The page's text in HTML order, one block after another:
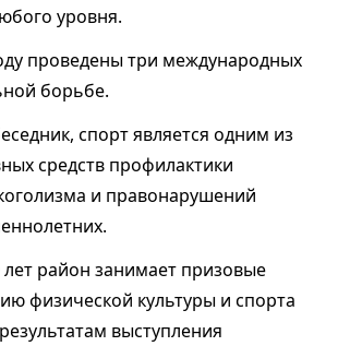
уровня.
проведены три международных
борьбе.
спорт является одним из
средств профилактики
и правонарушений
лет район занимает призовые
физической культуры и спорта
выступления